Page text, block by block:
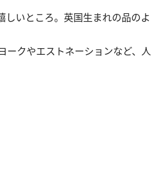
いところ。英国生まれの品の
クやエストネーションなど、